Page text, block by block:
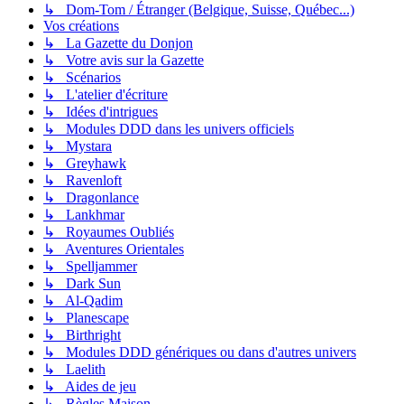
↳ Dom-Tom / Étranger (Belgique, Suisse, Québec...)
Vos créations
↳ La Gazette du Donjon
↳ Votre avis sur la Gazette
↳ Scénarios
↳ L'atelier d'écriture
↳ Idées d'intrigues
↳ Modules DDD dans les univers officiels
↳ Mystara
↳ Greyhawk
↳ Ravenloft
↳ Dragonlance
↳ Lankhmar
↳ Royaumes Oubliés
↳ Aventures Orientales
↳ Spelljammer
↳ Dark Sun
↳ Al-Qadim
↳ Planescape
↳ Birthright
↳ Modules DDD génériques ou dans d'autres univers
↳ Laelith
↳ Aides de jeu